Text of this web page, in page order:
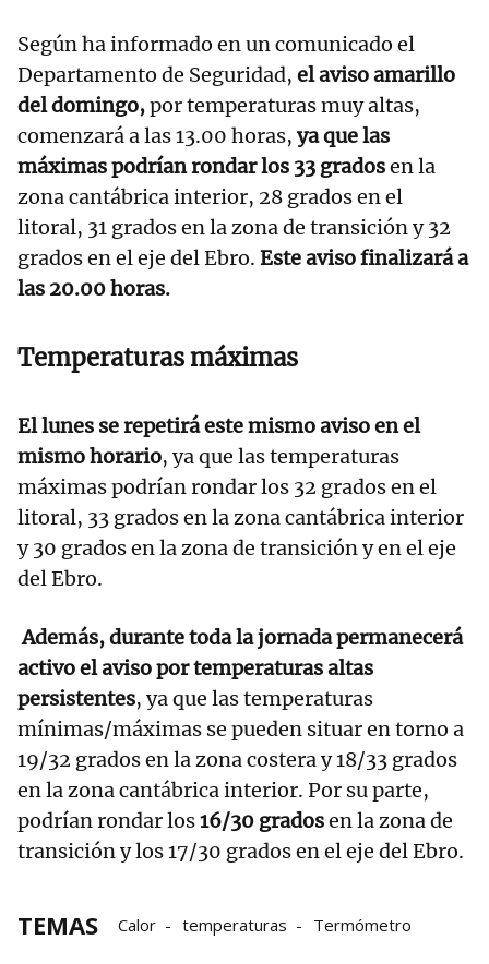
Según ha informado en un comunicado el
Departamento de Seguridad, el aviso amarillo
del domingo,por temperaturas muy altas,
comenzará a las 13.00 horas, ya que las
máximas podrían rondar los 33 gradosen la
zona cantábrica interior, 28 grados en el
litoral, 31 grados en la zona de transición y 32
grados en el eje del Ebro. Este aviso finalizará a
las 20.00 horas.
Temperaturas máximas
El lunes se repetirá este mismo aviso en el
mismo horario, ya que las temperaturas
máximas podrían rondar los 32 grados en el
litoral, 33 grados en la zona cantábrica interior
y 30 grados en la zona de transición y en el eje
del Ebro.
Además, durante toda la jornada permanecerá
activo el aviso por temperaturas altas
persistentes, ya que las temperaturas
mínimas/máximas se pueden situar en torno a
19/32 grados en la zona costera y 18/33 grados
en la zona cantábrica interior. Por su parte,
podrían rondar los16/30 gradosen la zona de
transición y los 17/30 grados en el eje del Ebro.
TEMAS Calor temperaturas Termómetro